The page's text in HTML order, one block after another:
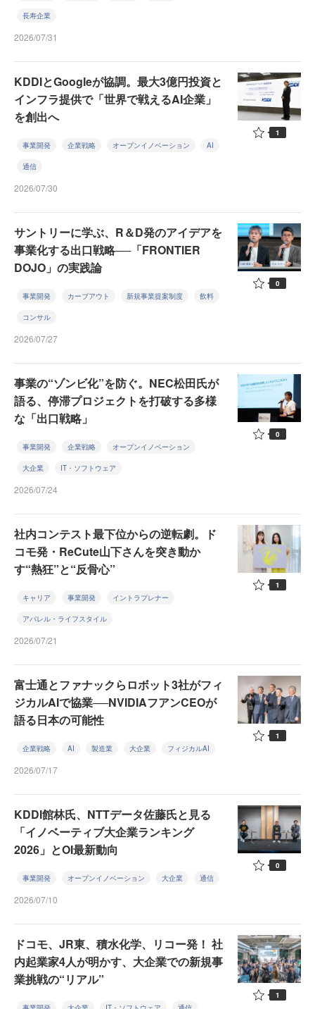
長寿企業
2026/07/31
KDDIとGoogleが協調。最大3億円投資と
インフラ提供で「世界で戦えるAI企業」
を創出へ
事業開発 企業戦略 オープンイノベーション AI
通信
2026/07/30
1
サントリーに学ぶ、R＆D発のアイデアを
事業化する出口戦略──「FRONTIER
DOJO」の実践論
事業開発 カーブアウト 新規事業提案制度 飲料
コンサル
2026/07/27
0
事業の“ゾンビ化”を防ぐ。NEC松田氏が
語る、停滞プロジェクトを打破する多様
な「出口戦略」
事業開発 企業戦略 オープンイノベーション
大企業 IT・ソフトウェア
2026/07/24
0
社内コンテスト最下位からの逆転劇。ド
コモ発・ReCute山下さんを突き動か
す“熱狂”と“反骨心”
キャリア 事業開発 イントラプレナー
アパレル・ライフスタイル
2026/07/21
1
富士通とファナックらロボット3社がフィ
ジカルAIで協業──NVIDIAフアンCEOが
語る日本の可能性
企業戦略 AI 製造業 大企業 フィジカルAI
2026/07/17
1
KDDI館林氏、NTTデータ佐藤氏と見る
「イノベーティブ大企業ランキング
2026」とOI最新動向
事業開発 オープンイノベーション 大企業 通信
2026/07/10
0
ドコモ、JR東、積水化学、リコー発！ 社
内起業家4人が明かす、大企業での新規事
業挑戦の“リアル”
1